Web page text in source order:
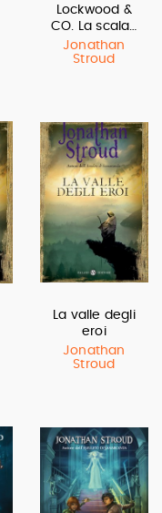
Lockwood &
CO. La scala…
Jonathan
Stroud
La valle degli
eroi
Jonathan
Stroud